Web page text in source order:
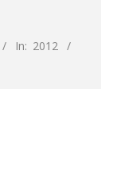
In: 2012